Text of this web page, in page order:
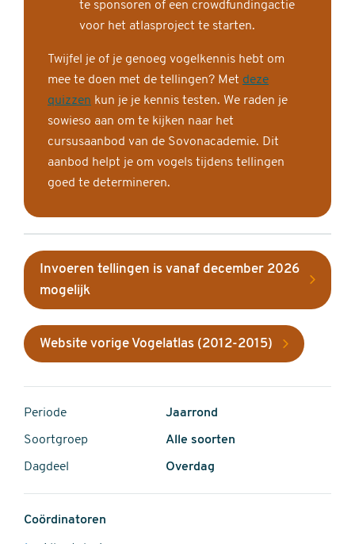
te sponsoren of een crowdfundingactie
voor het atlasproject te starten.
Twijfel je of je genoeg vogelkennis hebt om
mee te doen met de tellingen? Met deze
quizzen kun je je kennis testen. We raden je
sowieso aan om te kijken naar het
cursusaanbod van de Sovonacademie. Dit
aanbod helpt je om vogels tijdens tellingen
goed te determineren.
Invoeren tellingen is vanaf december 2026
mogelijk
Website vorige Vogelatlas (2012-2015)
Periode Jaarrond
Soortgroep Alle soorten
Dagdeel Overdag
Coördinatoren